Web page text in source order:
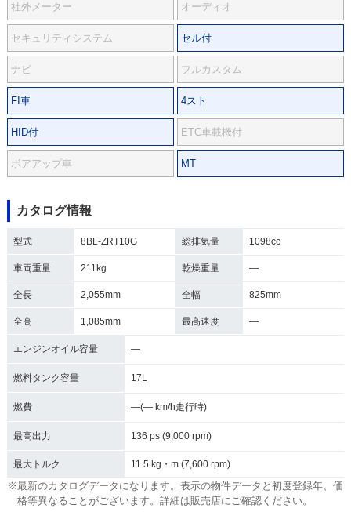
社外メーター オーディオ
セキュリティシステム セル付
ナビ フルカスタム
FI車 4スト
HID付 ETC車載機付
ボアアップ車 MT
カタログ情報
型式 8BL-ZRT10G 総排気量 1098cc
車両重量 211kg 乾燥重量 ―
全長 2,055mm 全幅 825mm
全高 1,085mm 最高速度 ―
エンジンオイル容量 ―
燃料タンク容量 17L
燃費 ―(― km/h走行時)
最高出力 136 ps (9,000 rpm)
最大トルク 11.5 kg・m (7,600 rpm)
※最新のカタログデータになります。表示の物件データと初度登録年、価
格等異なることがございます。詳細は販売店にご確認ください。